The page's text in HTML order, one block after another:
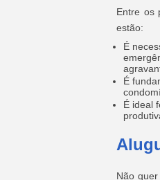
Entre os
estão:
É
É
É ideal
Não